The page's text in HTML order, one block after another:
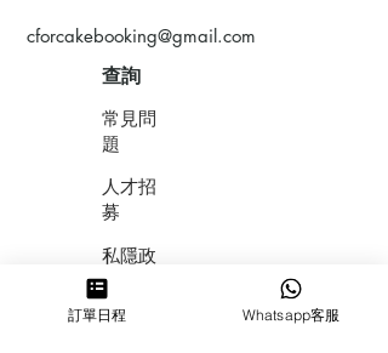
cforcakebooking@gmail.com
查詢
常見問
題
人才招
募
私隱政
策
​積分計
訂單日程 Whatsapp客服